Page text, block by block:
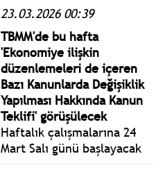
belirterek, ülkenin bu
alandaki gücünü artırmayı
sürdüreceklerini ve karşıt
adımlara sert yanıt
verileceğini söyledi.
23.03.2026 00:39
TBMM'de bu hafta
'Ekonomiye ilişkin
düzenlemeleri de içeren
Bazı Kanunlarda Değişiklik
Yapılması Hakkında Kanun
Teklifi' görüşülecek
Haftalık çalışmalarına 24
Mart Salı günü başlayacak